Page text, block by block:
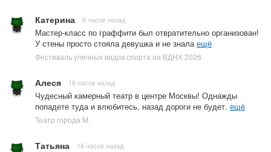
Катерина 9 часов назад
Мастер-класс по граффити был отвратительно организован!
У стены просто стояла девушка и не зналаещё
Фестиваль уличных видов спорта на ВДНХ 2026
Алеся 16 часов назад
Чудесный камерный театр в центре Москвы! Однажды
попадете туда и влюбитесь, назад дороги не будет. ещё
Театр города М.
Татьяна 16 часов назад